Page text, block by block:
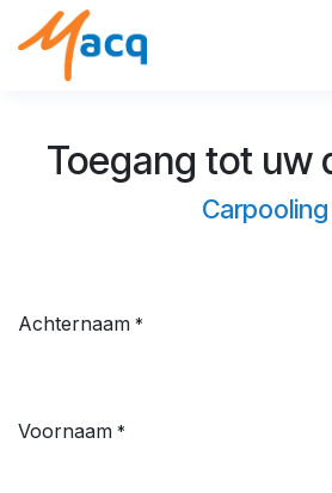
Overslaan naar inhoud
Toegang tot uw
Carpooling
Achternaam *
Voornaam *